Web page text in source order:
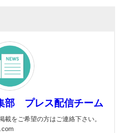
部 プレス配信チーム
載をご希望の方はご連絡下さい。